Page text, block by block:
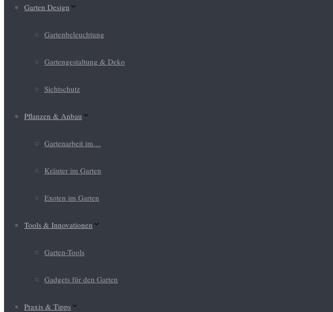
Garten Design
Gartenbeleuchtung
Gartengestaltung & Deko
Sichtschutz
Pflanzen & Anbau
Gartenarbeit im…
Kräuter im Garten
Exoten im Garten
Tools & Innovationen
Garten-Tools
Gadgets für den Garten
Praxis & Tipps